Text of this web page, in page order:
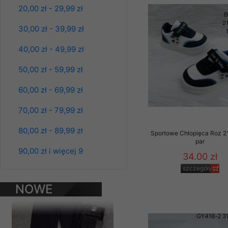
20,00 zł - 29,99 zł
30,00 zł - 39,99 zł
40,00 zł - 49,99 zł
50,00 zł - 59,99 zł
60,00 zł - 69,99 zł
70,00 zł - 79,99 zł
80,00 zł - 89,99 zł
90,00 zł i więcej 9
NOWE
PRODUKTY
jeansy Roz 25-30, 1
Kolor Paczka 10 szt
szczegóły
Sportowe Chłopięca Roz
par
34.00 zł
szczegóły
Klientów
ochronie danych
serwerach
pracownicy Sklepu.
Każdy Klient, który
ich weryfikacji,
Sklep nie
chyba że dzieje się
Nasz Sklep
przez nasz serwer i
jego indywidualnych
opcję przyjmowania
może wpłynąć na
• ostatnio